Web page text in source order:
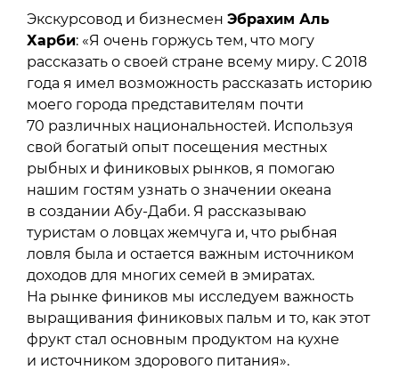
Экскурсовод и бизнесмен Эбрахим Аль
Харби: «Я очень горжусь тем, что могу
рассказать о своей стране всему миру. С 2018
года я имел возможность рассказать историю
моего города представителям почти
70 различных национальностей. Используя
свой богатый опыт посещения местных
рыбных и финиковых рынков, я помогаю
нашим гостям узнать о значении океана
в создании Абу-Даби. Я рассказываю
туристам о ловцах жемчуга и, что рыбная
ловля была и остается важным источником
доходов для многих семей в эмиратах.
На рынке фиников мы исследуем важность
выращивания финиковых пальм и то, как этот
фрукт стал основным продуктом на кухне
и источником здорового питания».